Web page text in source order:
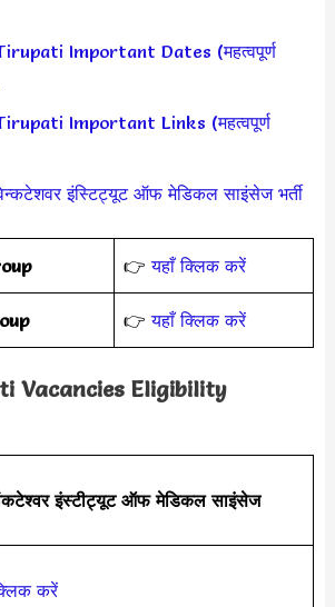
Important Dates (महत्वपूर्ण
Important Links (महत्वपूर्ण
इंस्टिट्यूट ऑफ मेडिकल साइंसेज भर्ती
👉यहाँ क्लिक करें
👉यहाँ क्लिक करें
Vacancies Eligibility
इंस्टीट्यूट ऑफ मेडिकल साइंसेज
करें